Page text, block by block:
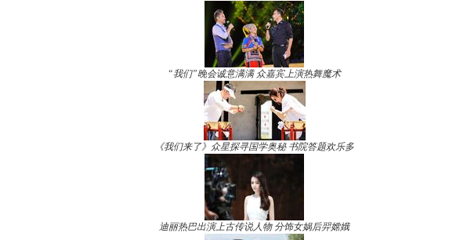
“我们”晚会诚意满满 众嘉宾上演热舞魔术
《我们来了》众星探寻国学奥秘 书院答题欢乐多
迪丽热巴出演上古传说人物 分饰女娲后羿嫦娥